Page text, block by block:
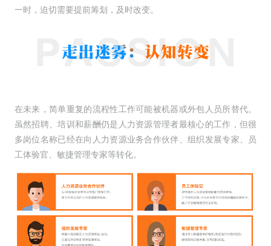
一时，迫切需要提前筹划，及时改变。
在未来，简单重复的流程性工作可能被机器或外包人员所替代。
虽然招聘、培训和薪酬仍是人力资源管理者最核心的工作，但很
多岗位名称已经在向人力资源业务合作伙伴、组织发展专家、员
工体验官、敏捷管理专家等转化。